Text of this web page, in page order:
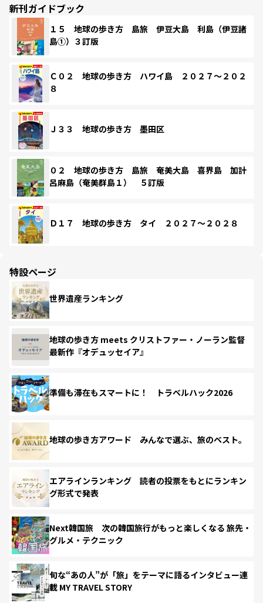
新刊ガイドブック
１５ 地球の歩き方 島旅 伊豆大島 利島（伊豆諸
島①）３訂版
Ｃ０２ 地球の歩き方 ハワイ島 ２０２７～２０２
８
Ｊ３３ 地球の歩き方 墨田区
０２ 地球の歩き方 島旅 奄美大島 喜界島 加計
呂麻島（奄美群島１） ５訂版
Ｄ１７ 地球の歩き方 タイ ２０２７～２０２８
特設ページ
世界遺産ランキング
地球の歩き方 meets クリストファー・ノーラン監督
最新作『オデュッセイア』
準備も滞在もスマートに！ トラベルハック2026
地球の歩き方アワード みんなで選ぶ、旅のベスト。
エアラインランキング 読者の投票をもとにランキン
グ形式で発表
Next韓国旅 次の韓国旅行がもっと楽しくなる 旅先・
グルメ・テクニック
旬な“あの人”が「旅」をテーマに語るインタビュー連
載 MY TRAVEL STORY